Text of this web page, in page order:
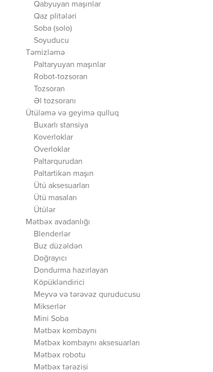
Qabyuyan maşınlar
Qaz plitələri
Soba (solo)
Soyuducu
Təmizləmə
Paltaryuyan maşınlar
Robot-tozsoran
Tozsoran
Əl tozsoranı
Ütüləmə və geyimə qulluq
Buxarlı stansiya
Koverloklar
Overloklar
Paltarqurudan
Paltartikən maşın
Ütü aksesuarları
Ütü masaları
Ütülər
Mətbəx avadanlığı
Blenderlər
Buz düzəldən
Doğrayıcı
Dondurma hazırlayan
Köpükləndirici
Meyvə və tərəvəz quruducusu
Mikserlər
Mini Soba
Mətbəx kombaynı
Mətbəx kombaynı aksesuarları
Mətbəx robotu
Mətbəx tərəzisi